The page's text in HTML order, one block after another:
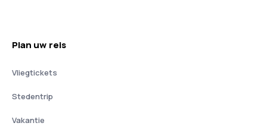
Plan uw reis
Vliegtickets
Stedentrip
Vakantie